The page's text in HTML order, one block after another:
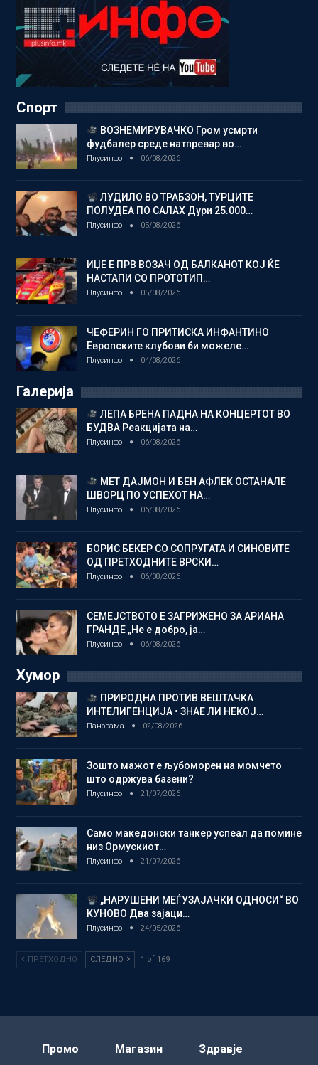
Спорт
ВОЗНЕМИРУВАЧКО Гром усмрти
фудбалер среде натпревар во…
Плусинфо 06/08/2026
ЛУДИЛО ВО ТРАБЗОН, ТУРЦИТЕ
ПОЛУДЕА ПО САЛАХ Дури 25.000…
Плусинфо 05/08/2026
ИЏЕ Е ПРВ ВОЗАЧ ОД БАЛКАНОТ КОЈ ЌЕ
НАСТАПИ СО ПРОТОТИП…
Плусинфо 05/08/2026
ЧЕФЕРИН ГО ПРИТИСКА ИНФАНТИНО
Европските клубови би можеле…
Плусинфо 04/08/2026
Галерија
ЛЕПА БРЕНА ПАДНА НА КОНЦЕРТОТ ВО
БУДВА Реакцијата на…
Плусинфо 06/08/2026
МЕТ ДАЈМОН И БЕН АФЛЕК ОСТАНАЛЕ
ШВОРЦ ПО УСПЕХОТ НА…
Плусинфо 06/08/2026
БОРИС БЕКЕР СО СОПРУГАТА И СИНОВИТЕ
ОД ПРЕТХОДНИТЕ ВРСКИ…
Плусинфо 06/08/2026
СЕМЕЈСТВОТО Е ЗАГРИЖЕНО ЗА АРИАНА
ГРАНДЕ „Не е добро, ја…
Плусинфо 06/08/2026
Хумор
ПРИРОДНА ПРОТИВ ВЕШТАЧКА
ИНТЕЛИГЕНЦИЈА • ЗНАЕ ЛИ НЕКОЈ…
Панорама 02/08/2026
Зошто мажот е љубоморен на момчето
што одржува базени?
Плусинфо 21/07/2026
Само македонски танкер успеал да помине
низ Ормускиот…
Плусинфо 21/07/2026
„НАРУШЕНИ МЕЃУЗАЈАЧКИ ОДНОСИ“ ВО
КУНОВО Два зајаци…
Плусинфо 24/05/2026
ПРЕТХОДНО СЛЕДНО 1 of 169
Промо Магазин Здравје